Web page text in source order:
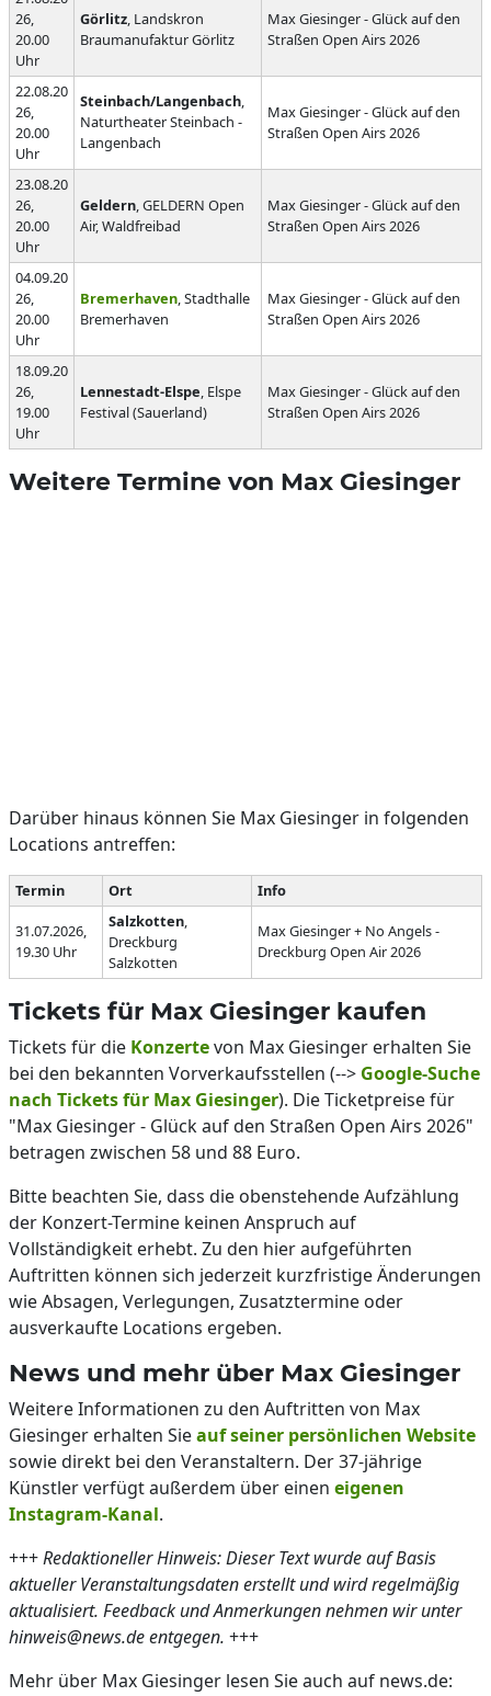
26,
20.00
Uhr
Görlitz, Landskron
Braumanufaktur Görlitz
Max Giesinger - Glück auf den
Straßen Open Airs 2026
22.08.20
26,
20.00
Uhr
Steinbach/Langenbach,
Naturtheater Steinbach -
Langenbach
Max Giesinger - Glück auf den
Straßen Open Airs 2026
23.08.20
26,
20.00
Uhr
Geldern, GELDERN Open
Air, Waldfreibad
Max Giesinger - Glück auf den
Straßen Open Airs 2026
04.09.20
26,
20.00
Uhr
Bremerhaven, Stadthalle
Bremerhaven
Max Giesinger - Glück auf den
Straßen Open Airs 2026
18.09.20
26,
19.00
Uhr
Lennestadt-Elspe, Elspe
Festival (Sauerland)
Max Giesinger - Glück auf den
Straßen Open Airs 2026
Weitere Termine von Max Giesinger
Darüber hinaus können Sie Max Giesinger in folgenden
Locations antreffen:
Termin Ort Info
31.07.2026,
19.30 Uhr
Salzkotten,
Dreckburg
Salzkotten
Max Giesinger + No Angels -
Dreckburg Open Air 2026
Tickets für Max Giesinger kaufen
Tickets für die Konzertevon Max Giesinger erhalten Sie
bei den bekannten Vorverkaufsstellen (--> Google-Suche
nach Tickets für Max Giesinger). Die Ticketpreise für
"Max Giesinger - Glück auf den Straßen Open Airs 2026"
betragen zwischen 58 und 88 Euro.
Bitte beachten Sie, dass die obenstehende Aufzählung
der Konzert-Termine keinen Anspruch auf
Vollständigkeit erhebt. Zu den hier aufgeführten
Auftritten können sich jederzeit kurzfristige Änderungen
wie Absagen, Verlegungen, Zusatztermine oder
ausverkaufte Locations ergeben.
News und mehr über Max Giesinger
Weitere Informationen zu den Auftritten von Max
Giesinger erhalten Sieauf seiner persönlichen Website
sowie direkt bei den Veranstaltern. Der 37-jährige
Künstler verfügt außerdem über einen eigenen
Instagram-Kanal.
+++Redaktioneller Hinweis: Dieser Text wurde auf Basis
aktueller Veranstaltungsdaten erstellt und wird regelmäßig
aktualisiert. Feedback und Anmerkungen nehmen wir unter
hinweis@news.de entgegen. +++
Mehr über Max Giesinger lesen Sie auch auf news.de: